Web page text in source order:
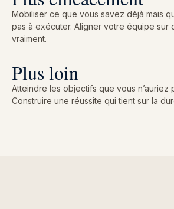
Mobiliser ce que vous savez déjà mais
pas à exécuter. Aligner votre équipe sur
vraiment.
Plus loin
Atteindre les objectifs que vous n’auriez
Construire une réussite qui tient sur la